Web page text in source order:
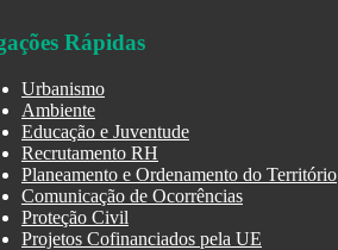
Rápidas
Urbanismo
Ambiente
Educação e Juventude
Recrutamento RH
Planeamento e Ordenamento do Território
Comunicação de Ocorrências
Proteção Civil
Projetos Cofinanciados pela UE